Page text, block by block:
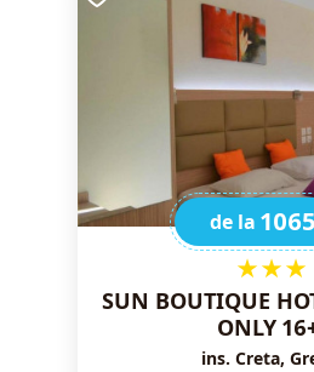
de la
★★★
SUN BOUTIQUE
ONLY
ins. Creta,